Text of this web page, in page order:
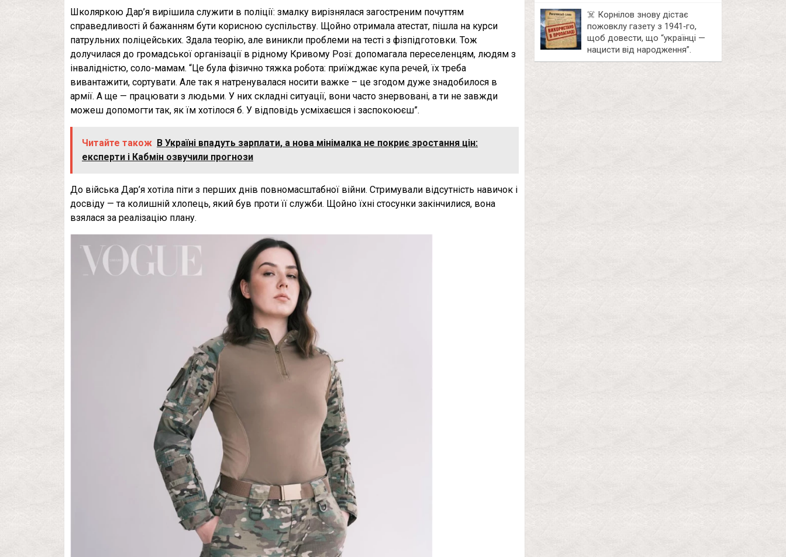
Школяркою Дар’я вирішила служити в поліції: змалку вирізнялася загостреним почуттям
справедливості й бажанням бути корисною суспільству. Щойно отримала атестат, пішла на курси
патрульних поліцейських. Здала теорію, але виникли проблеми на тесті з фізпідготовки. Тож
долучилася до громадської організації в рідному Кривому Розі: допомагала переселенцям, людям з
інвалідністю, соло-мамам. “Це була фізично тяжка робота: приїжджає купа речей, їх треба
вивантажити, сортувати. Але так я натренувалася носити важке – це згодом дуже знадобилося в
армії. А ще — працювати з людьми. У них складні ситуації, вони часто знервовані, а ти не завжди
можеш допомогти так, як їм хотілося б. У відповідь усміхаєшся і заспокоюєш”.
Читайте також В Україні впадуть зарплати, а нова мінімалка не покриє зростання цін:
експерти і Кабмін озвучили прогнози
До війська Дар’я хотіла піти з перших днів повномасштабної війни. Стримували відсутність навичок і
досвіду — та колишній хлопець, який був проти її служби. Щойно їхні стосунки закінчилися, вона
взялася за реалізацію плану.
☠️ Корнілов знову дістає
пожовклу газету з 1941‑го,
щоб довести, що “українці —
нацисти від народження”.